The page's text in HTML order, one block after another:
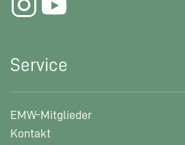
Service
EMW-Mitglieder
Kontakt